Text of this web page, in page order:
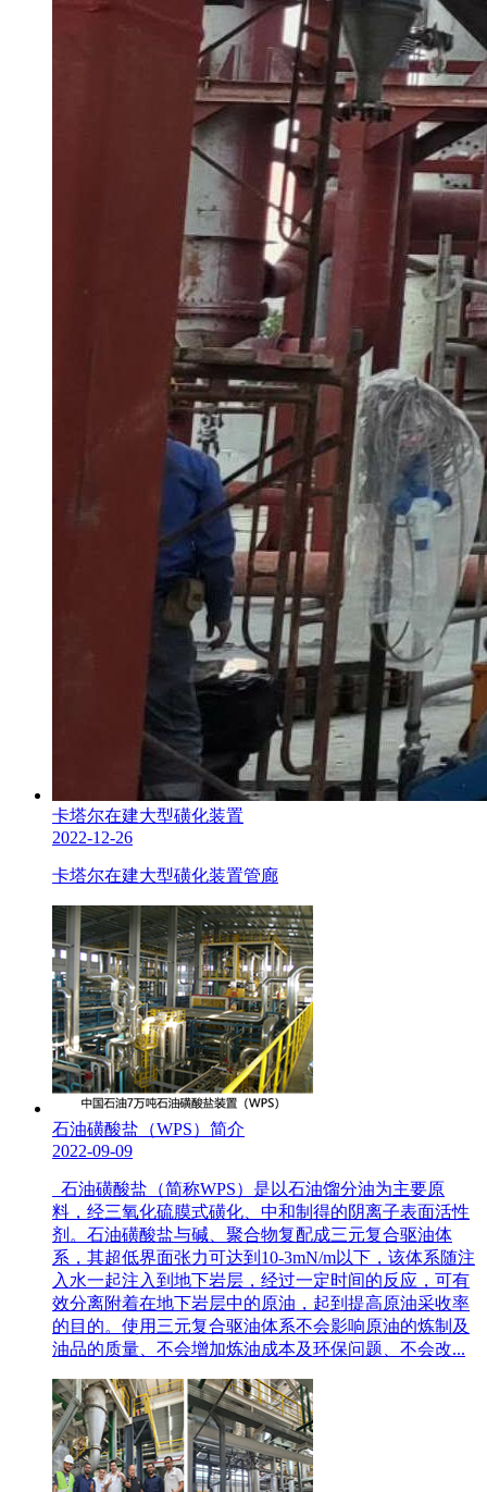
卡塔尔在建大型磺化装置
2022-12-26
卡塔尔在建大型磺化装置管廊
石油磺酸盐（WPS）简介
2022-09-09
石油磺酸盐（简称WPS）是以石油馏分油为主要原
料，经三氧化硫膜式磺化、中和制得的阴离子表面活性
剂。石油磺酸盐与碱、聚合物复配成三元复合驱油体
系，其超低界面张力可达到10-3mN/m以下，该体系随注
入水一起注入到地下岩层，经过一定时间的反应，可有
效分离附着在地下岩层中的原油，起到提高原油采收率
的目的。使用三元复合驱油体系不会影响原油的炼制及
油品的质量、不会增加炼油成本及环保问题、不会改...